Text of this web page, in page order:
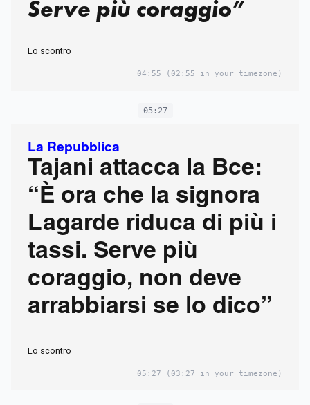
Serve più coraggio”
Lo scontro
04:55 (02:55 in your timezone)
05:27
La Repubblica
Tajani attacca la Bce:
“È ora che la signora
Lagarde riduca di più i
tassi. Serve più
coraggio, non deve
arrabbiarsi se lo dico”
Lo scontro
05:27 (03:27 in your timezone)